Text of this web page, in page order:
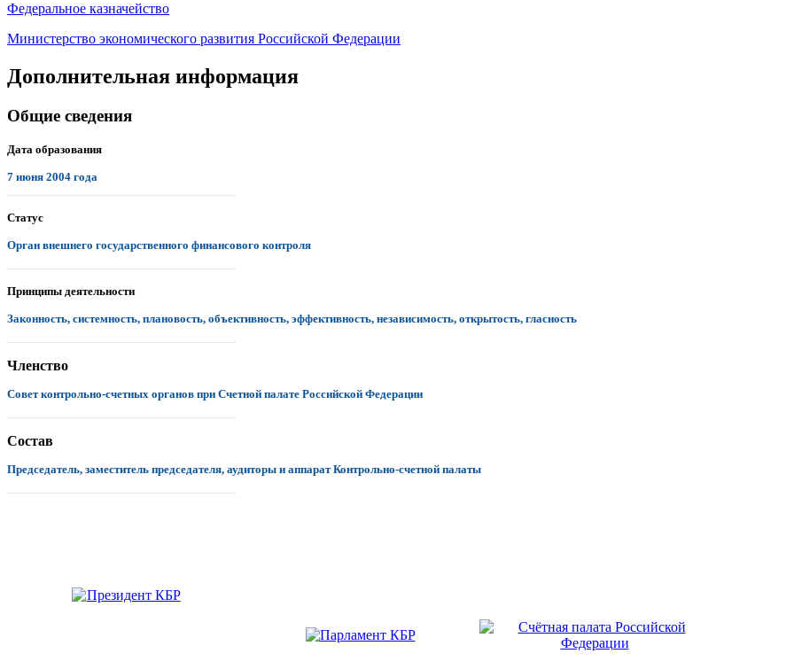
Федеральное казначейство
Министерство экономического развития Российской Федерации
Дополнительная информация
Общие сведения
Дата образования
7 июня 2004 года
Статус
Орган внешнего государственного финансового контроля
Принципы деятельности
Законность, системность, плановость, объективность, эффективность, независимость, открытость, гласность
Членство
Совет контрольно-счетных органов при Счетной палате Российской Федерации
Состав
Председатель, заместитель председателя, аудиторы и аппарат Контрольно-счетной палаты